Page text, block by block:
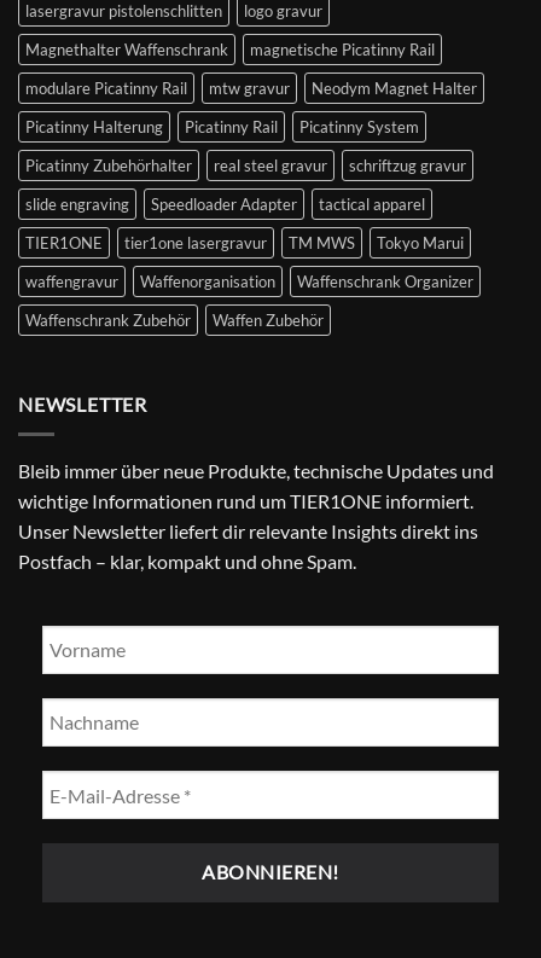
lasergravur pistolenschlitten
logo gravur
Magnethalter Waffenschrank
magnetische Picatinny Rail
modulare Picatinny Rail
mtw gravur
Neodym Magnet Halter
Picatinny Halterung
Picatinny Rail
Picatinny System
Picatinny Zubehörhalter
real steel gravur
schriftzug gravur
slide engraving
Speedloader Adapter
tactical apparel
TIER1ONE
tier1one lasergravur TM MWS
Tokyo Marui
waffengravur
Waffenorganisation
Waffenschrank Organizer
Waffenschrank Zubehör
Waffen Zubehör
NEWSLETTER
Bleib immer über neue Produkte, technische Updates und
wichtige Informationen rund um TIER1ONE informiert.
Unser Newsletter liefert dir relevante Insights direkt ins
Postfach – klar, kompakt und ohne Spam.